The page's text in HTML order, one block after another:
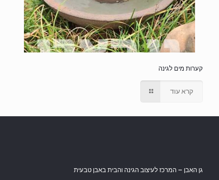
קערות מים לגינה
קרא עוד
גן האבן – המרכז לעיצוב הגינה והבית באבן טבעית